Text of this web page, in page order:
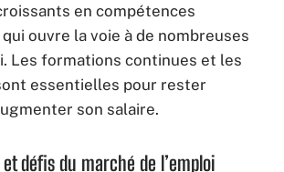
en compétences
ouvre la voie à de nombreuses
Les formations continues et les
essentielles pour rester
son salaire.
défis du marché de l’emploi